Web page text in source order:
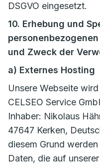
DSGVO eingesetzt.
10. Erhebung und
und Zweck der
a) Externes Hosting
Unsere Webseite
CELSEO Service
Inhaber: Nikolaus
47647 Kerken,
diesem Grund
Daten, die auf